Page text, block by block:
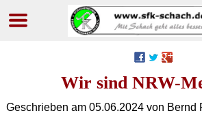
Wir sind NRW-
Geschrieben am 05.06.2024von Bernd